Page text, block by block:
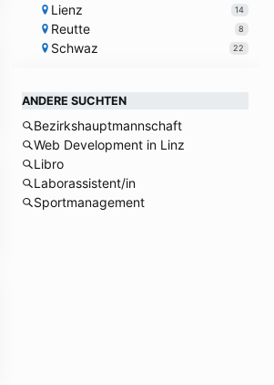
Lienz 14
Reutte 8
Schwaz 22
ANDERE SUCHTEN
Bezirkshauptmannschaft
Web Development in Linz
Libro
Laborassistent/in
Sportmanagement